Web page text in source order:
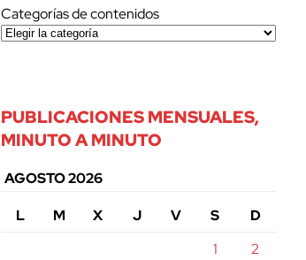
Categorías de contenidos
PUBLICACIONES MENSUALES,
MINUTO A MINUTO
AGOSTO 2026
L
M X J V S
D
1
2